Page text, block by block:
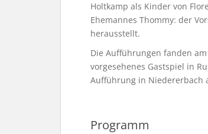
Holtkamp als Kinder von
Ehemannes Thommy: der
herausstellt.
Die Aufführungen fanden am
vorgesehenes Gastspiel in
Aufführung in Niedererbach
Programm